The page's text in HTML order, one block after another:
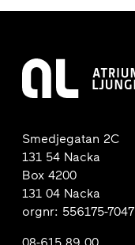
Smedjegatan 2C
131 54 Nacka
Box 4200
131 04 Nacka
orgnr: 556175-7047